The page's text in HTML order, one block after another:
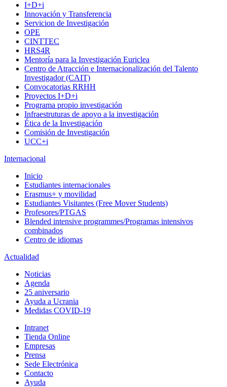
I+D+i
Innovación y Transferencia
Servicion de Investigación
OPE
CINTTEC
HRS4R
Mentoría para la Investigación Euriclea
Centro de Atracción e Internacionalización del Talento
Investigador (CAIT)
Convocatorias RRHH
Proyectos I+D+i
Programa propio investigación
Infraestruturas de apoyo a la investigación
Ética de la Investigación
Comisión de Investigación
UCC+i
Internacional
Inicio
Estudiantes internacionales
Erasmus+ y movilidad
Estudiantes Visitantes (Free Mover Students)
Profesores/PTGAS
Blended intensive programmes/Programas intensivos
combinados
Centro de idiomas
Actualidad
Noticias
Agenda
25 aniversario
Ayuda a Ucrania
Medidas COVID-19
Intranet
Tienda Online
Empresas
Prensa
Sede Electrónica
Contacto
Ayuda